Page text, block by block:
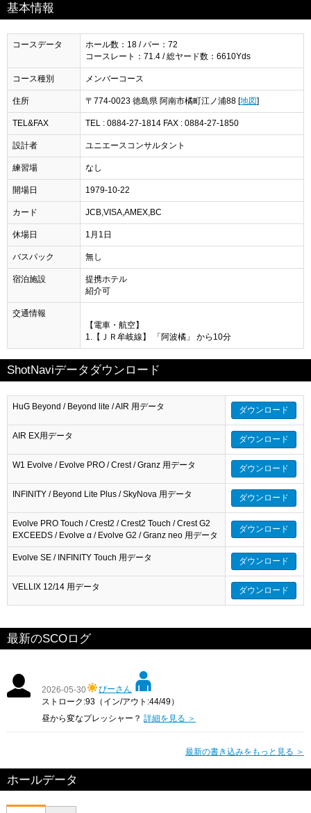
基本情報
コースデータ
ホール数：18 / パー：72
コースレート：71.4 / 総ヤード数：6610Yds
コース種別 メンバーコース
住所 〒774-0023 徳島県 阿南市橘町江ノ浦88 [地図]
TEL&FAX TEL : 0884-27-1814 FAX : 0884-27-1850
設計者 ユニエースコンサルタント
練習場 なし
開場日 1979-10-22
カード JCB,VISA,AMEX,BC
休場日 1月1日
バスパック 無し
宿泊施設
提携ホテル
紹介可
交通情報
【電車・航空】
1.【ＪＲ牟岐線】 「阿波橘」 から10分
ShotNaviデータダウンロード
HuG Beyond / Beyond lite / AIR 用データ ダウンロード
AIR EX用データ ダウンロード
W1 Evolve / Evolve PRO / Crest / Granz 用データ ダウンロード
INFINITY / Beyond Lite Plus / SkyNova 用データ ダウンロード
Evolve PRO Touch / Crest2 / Crest2 Touch / Crest G2
EXCEEDS / Evolve α / Evolve G2 / Granz neo 用データ
ダウンロード
Evolve SE / INFINITY Touch 用データ ダウンロード
VELLIX 12/14 用データ ダウンロード
最新のSCOログ
2026-05-30
ぴーさん
ストローク:93（イン/アウト:44/49）
昼から変なプレッシャー？ 詳細を見る ＞
最新の書き込みをもっと見る ＞
ホールデータ